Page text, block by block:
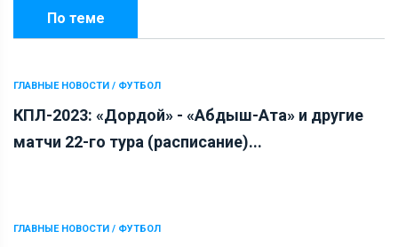
По теме
ГЛАВНЫЕ НОВОСТИ / ФУТБОЛ
КПЛ-2023: «Дордой» - «Абдыш-Ата» и другие
матчи 22-го тура (расписание)...
ГЛАВНЫЕ НОВОСТИ / ФУТБОЛ